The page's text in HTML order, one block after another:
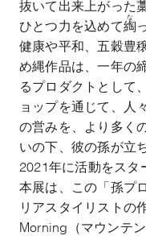
抜いて出来上がった
ひとつ力を込めて綯
な
健康や平和、五穀豊
め縄作品は、一年の
るプロダクトとして
ョップを通じて、人
の営みを、より多く
いの下、彼の孫が立
2021年に活動をスタ
本展は、この「孫プ
リアスタイリストの
Morning（マウンテ